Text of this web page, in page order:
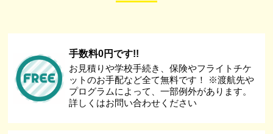
手数料0円です!!
お見積りや学校手続き、保険やフライトチケ
ットのお手配など全て無料です！ ※渡航先や
プログラムによって、一部例外があります。
詳しくはお問い合わせください